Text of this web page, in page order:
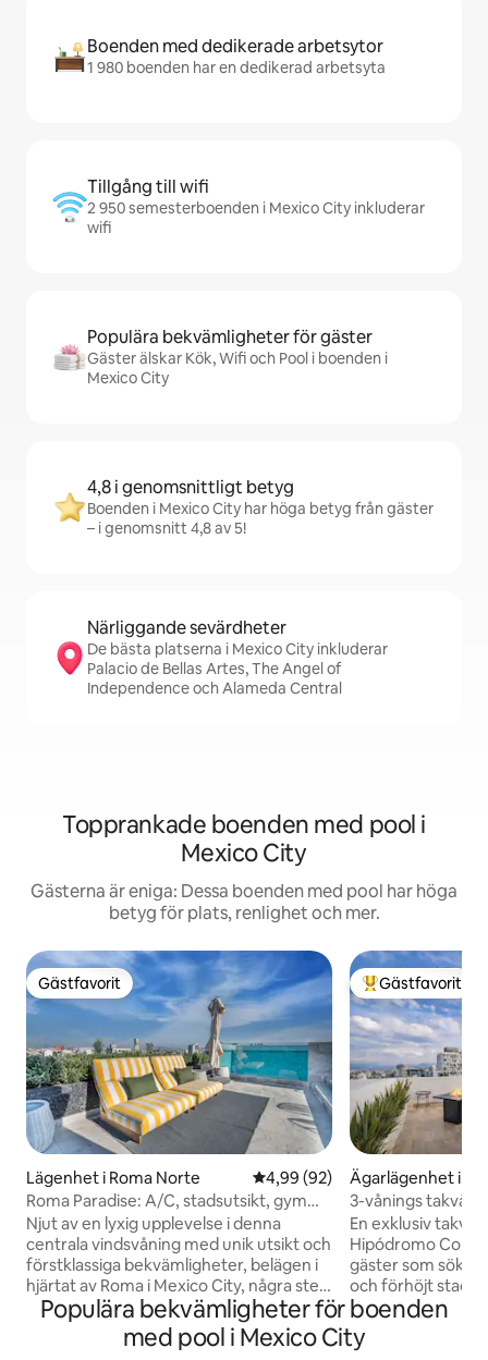
Boenden med dedikerade arbetsytor
1 980 boenden har en dedikerad arbetsyta
Tillgång till wifi
2 950 semesterboenden i Mexico City inkluderar
wifi
Populära bekvämligheter för gäster
Gäster älskar Kök, Wifi och Pool i boenden i
Mexico City
4,8 i genomsnittligt betyg
Boenden i Mexico City har höga betyg från gäster
– i genomsnitt 4,8 av 5!
Närliggande sevärdheter
De bästa platserna i Mexico City inkluderar
Palacio de Bellas Artes, The Angel of
Independence och Alameda Central
Topprankade boenden med pool i
Mexico City
Gästerna är eniga: Dessa boenden med pool har höga
betyg för plats, renlighet och mer.
Gästfavorit
Gästfavorit
Lägenhet i Roma Norte 4,99 av 5 i genomsnittligt
4,99 (92)
Roma Paradise: A/C, stadsutsikt, gym
och topposition
Njut av en lyxig upplevelse i denna
centrala vindsvåning med unik utsikt och
förstklassiga bekvämligheter, belägen i
hjärtat av Roma i Mexico City, några steg
från Condesa och Reforma. ✔
Luftkonditionering ✔ Gratis parkering ✔
Panoramautsikt från taket ✔ Simbana ✔
Populär
Gästfavorit
Ägarlägenhet i
3-vånings
luftkonditionering
En exklusiv
Hipódromo
gäster som
och förhöjt stadsliv. Njut av
luftkonditionering
inredning som är
Populära bekvämligheter för boenden
med pool i Mexico City